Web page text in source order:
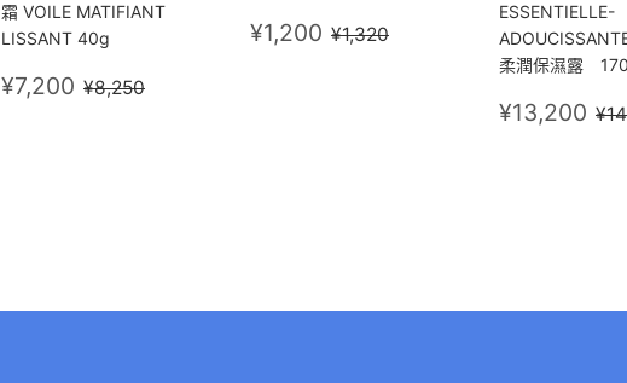
霜 VOILE MATIFIANT
LISSANT 40g
售
價
¥7,200 ¥7,200
定價
¥8,250
售
價
¥1,200 ¥1,200
定價
¥1,320
ESSENTIELLE-
柔潤保濕露
售
¥13,200 定